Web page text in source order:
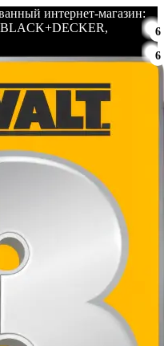
интернет-магазин:
6
6